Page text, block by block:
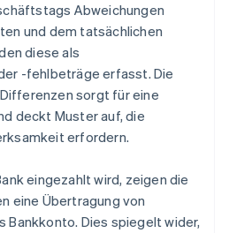
Abweichungen
und dem tatsächlichen
diese als
-fehlbeträge erfasst. Die
sorgt für eine
deckt Muster auf, die
erfordern.
eingezahlt wird, zeigen die
eine Übertragung von
Bankkonto. Dies spiegelt wider,